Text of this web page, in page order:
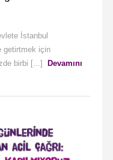
İstanbul
getirtmek için
birbi [...]
Devamını